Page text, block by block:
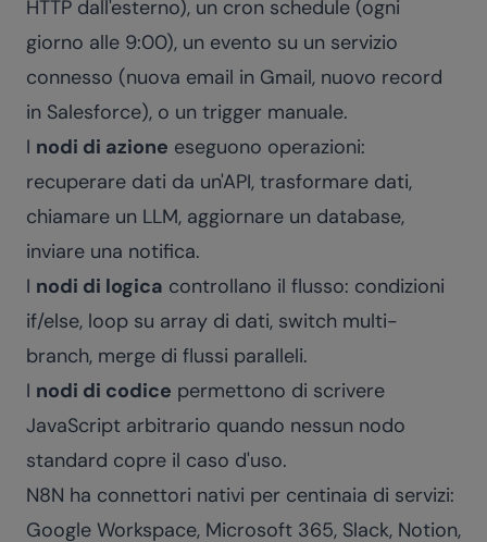
HTTP dall'esterno), un cron schedule (ogni
giorno alle 9:00), un evento su un servizio
connesso (nuova email in Gmail, nuovo record
in Salesforce), o un trigger manuale.
I nodi di azione eseguono operazioni:
recuperare dati da un'API, trasformare dati,
chiamare un LLM, aggiornare un database,
inviare una notifica.
I nodi di logica controllano il flusso: condizioni
if/else, loop su array di dati, switch multi-
branch, merge di flussi paralleli.
I nodi di codice permettono di scrivere
JavaScript arbitrario quando nessun nodo
standard copre il caso d'uso.
N8N ha connettori nativi per centinaia di servizi:
Google Workspace, Microsoft 365, Slack, Notion,